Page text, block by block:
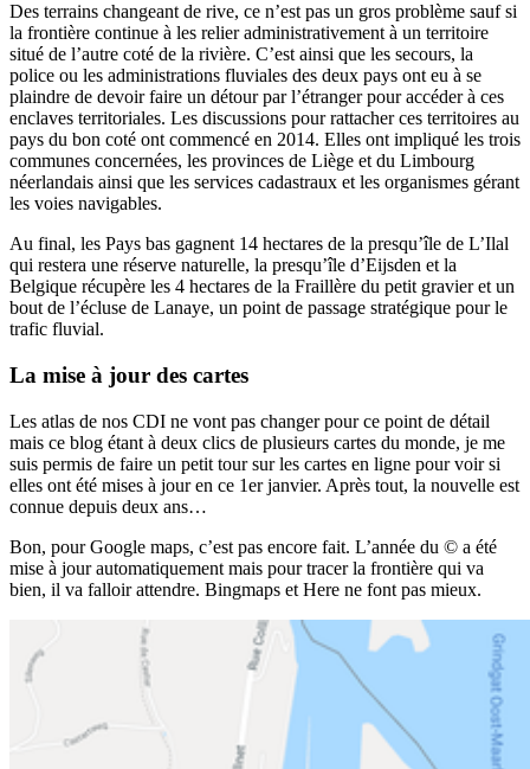
Des terrains changeant de rive, ce n’est pas un gros problème sauf si
la frontière continue à les relier administrativement à un territoire
situé de l’autre coté de la rivière. C’est ainsi que les secours, la
police ou les administrations fluviales des deux pays ont eu à se
plaindre de devoir faire un détour par l’étranger pour accéder à ces
enclaves territoriales. Les discussions pour rattacher ces territoires au
pays du bon coté ont commencé en 2014. Elles ont impliqué les trois
communes concernées, les provinces de Liège et du Limbourg
néerlandais ainsi que les services cadastraux et les organismes gérant
les voies navigables.
Au final, les Pays bas gagnent 14 hectares de la presqu’île de L’Ilal
qui restera une réserve naturelle, la presqu’île d’Eijsden et la
Belgique récupère les 4 hectares de la Fraillère du petit gravier et un
bout de l’écluse de Lanaye, un point de passage stratégique pour le
trafic fluvial.
La mise à jour des cartes
Les atlas de nos CDI ne vont pas changer pour ce point de détail
mais ce blog étant à deux clics de plusieurs cartes du monde, je me
suis permis de faire un petit tour sur les cartes en ligne pour voir si
elles ont été mises à jour en ce 1er janvier. Après tout, la nouvelle est
connue depuis deux ans…
Bon, pour Google maps, c’est pas encore fait. L’année du © a été
mise à jour automatiquement mais pour tracer la frontière qui va
bien, il va falloir attendre. Bingmaps et Here ne font pas mieux.